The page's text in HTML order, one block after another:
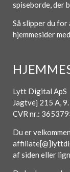
spiseborde, der
Så slipper du
hjemmesider
Lytt Digital ApS
Jagtvej 215 A,
CVR nr.:
Du er
af siden eller